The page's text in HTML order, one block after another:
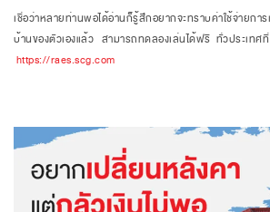
เชื่อว่าหลายท่านพอได้อ่านก็รู้สึกอยากจะทราบค่าใช้จ่ายกา
บ้านของตัวเองแล้ว สามารถทดลองเล่นได้ฟรี ทั่วประเทศ
https://raes.scg.com